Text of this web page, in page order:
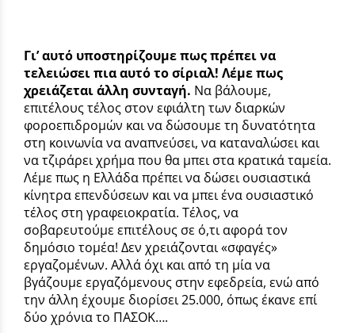
Γι’ αυτό υποστηρίζουμε πως πρέπει να
τελειώσει πια αυτό το σίριαλ! Λέμε πως
χρειάζεται άλλη συνταγή. Να βάλουμε,
επιτέλους τέλος στον εφιάλτη των διαρκών
φοροεπιδρομών και να δώσουμε τη δυνατότητα
στη κοινωνία να αναπνεύσει, να καταναλώσει και
να τζιράρει χρήμα που θα μπει στα κρατικά ταμεία.
Λέμε πως η Ελλάδα πρέπει να δώσει ουσιαστικά
κίνητρα επενδύσεων και να μπει ένα ουσιαστικό
τέλος στη γραφειοκρατία. Τέλος, να
σοβαρευτούμε επιτέλους σε ό,τι αφορά τον
δημόσιο τομέα! Δεν χρειάζονται «σφαγές»
εργαζομένων. Αλλά όχι και από τη μία να
βγάζουμε εργαζόμενους στην εφεδρεία, ενώ από
την άλλη έχουμε διορίσει 25.000, όπως έκανε επί
δύο χρόνια το ΠΑΣΟΚ….